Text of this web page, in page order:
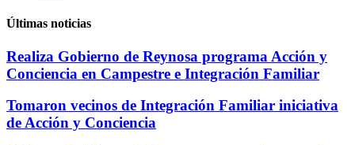
Últimas noticias
Realiza Gobierno de Reynosa programa Acción y
Conciencia en Campestre e Integración Familiar
Tomaron vecinos de Integración Familiar iniciativa
de Acción y Conciencia